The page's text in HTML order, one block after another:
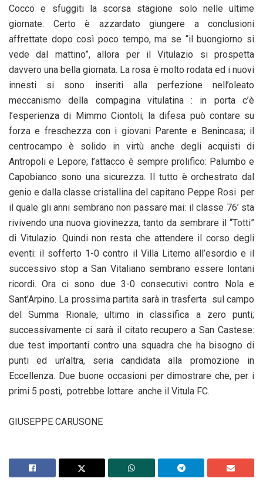
Cocco e sfuggiti la scorsa stagione solo nelle ultime
giornate. Certo è azzardato giungere a conclusioni
affrettate dopo così poco tempo, ma se “il buongiorno si
vede dal mattino”, allora per il Vitulazio si prospetta
davvero una bella giornata. La rosa è molto rodata ed i nuovi
innesti si sono inseriti alla perfezione nell’oleato
meccanismo della compagina vitulatina : in porta c’è
l’esperienza di Mimmo Ciontoli; la difesa può contare su
forza e freschezza con i giovani Parente e Benincasa; il
centrocampo è solido in virtù anche degli acquisti di
Antropoli e Lepore; l’attacco è sempre prolifico: Palumbo e
Capobianco sono una sicurezza. Il tutto è orchestrato dal
genio e dalla classe cristallina del capitano Peppe Rosi per
il quale gli anni sembrano non passare mai: il classe 76’ sta
rivivendo una nuova giovinezza, tanto da sembrare il “Totti”
di Vitulazio. Quindi non resta che attendere il corso degli
eventi: il sofferto 1-0 contro il Villa Literno all’esordio e il
successivo stop a San Vitaliano sembrano essere lontani
ricordi. Ora ci sono due 3-0 consecutivi contro Nola e
Sant’Arpino. La prossima partita sarà in trasferta sul campo
del Summa Rionale, ultimo in classifica a zero punti;
successivamente ci sarà il citato recupero a San Castese:
due test importanti contro una squadra che ha bisogno di
punti ed un’altra, seria candidata alla promozione in
Eccellenza. Due buone occasioni per dimostrare che, per i
primi 5 posti, potrebbe lottare anche il Vitula FC.
GIUSEPPE CARUSONE